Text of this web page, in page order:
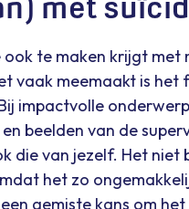
ook te maken krijgt met
vaak meemaakt is het
impactvolle
beelden van de
die van jezelf. Het niet
het zo
gemiste kans om